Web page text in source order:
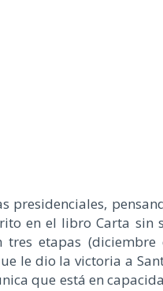
presidenciales,
en el libro Carta sin
etapas (diciembre
le dio la victoria a
que está en